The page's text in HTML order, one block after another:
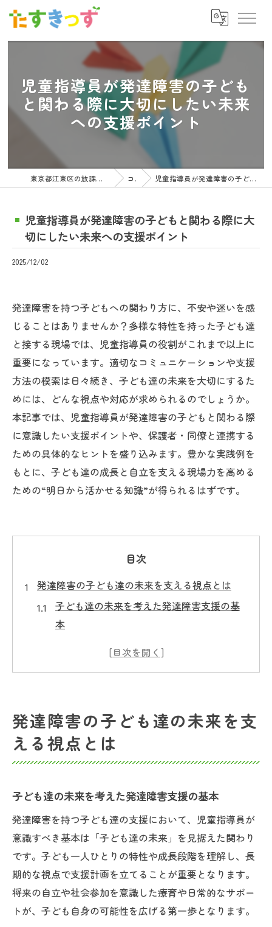
児童指導員が発達障害の子ども
と関わる際に大切にしたい未来
への支援ポイント
東京都江東区の放課後等デイサービスの求人ならたすきっず コラム 児童指導員が発達障害の子どもと関わる際に大切にしたい未来への支援ポイント
児童指導員が発達障害の子どもと関わる際に大
切にしたい未来への支援ポイント
2025/12/02
発達障害を持つ子どもへの関わり方に、不安や迷いを感
じることはありませんか？多様な特性を持った子ども達
と接する現場では、児童指導員の役割がこれまで以上に
重要になっています。適切なコミュニケーションや支援
方法の模索は日々続き、子ども達の未来を大切にするた
めには、どんな視点や対応が求められるのでしょうか。
本記事では、児童指導員が発達障害の子どもと関わる際
に意識したい支援ポイントや、保護者・同僚と連携する
ための具体的なヒントを盛り込みます。豊かな実践例を
もとに、子ども達の成長と自立を支える現場力を高める
ための“明日から活かせる知識”が得られるはずです。
目次
発達障害の子ども達の未来を支える視点とは
子ども達の未来を考えた発達障害支援の基
本
子ども達の未来を拓く児童指導員の新しい
子ども達の未来を見据えた関わりが大切な
理由
発達障害児支援で重視すべき子ども達の未
児童指導員に求められる対応力の磨き方
子ども達の未来へ導く児童指導員の対応力
強化術
発達障害児と向き合う対応力の磨き方と実
践法
子ども達の未来を支える柔軟な関わり方の
秘訣
発達障害の子ども達の未来を支
える視点とは
子ども達の未来を考えた発達障害支援の基本
発達障害を持つ子ども達の支援において、児童指導員が
意識すべき基本は「子ども達の未来」を見据えた関わり
です。子ども一人ひとりの特性や成長段階を理解し、長
期的な視点で支援計画を立てることが重要となります。
将来の自立や社会参加を意識した療育や日常的なサポー
トが、子ども自身の可能性を広げる第一歩となります。